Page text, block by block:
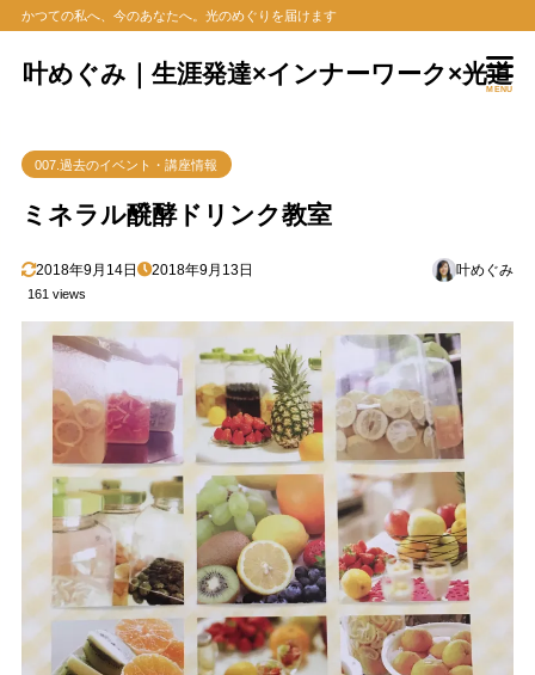
かつての私へ、今のあなたへ。光のめぐりを届けます
叶めぐみ｜生涯発達×インナーワーク×光道
MENU
007.過去のイベント・講座情報
ミネラル醗酵ドリンク教室
2018年9月14日 2018年9月13日 叶めぐみ
161 views